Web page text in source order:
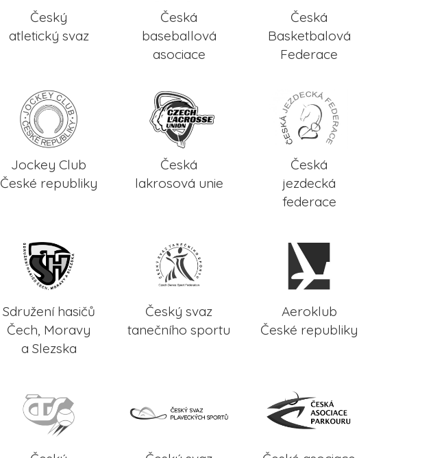
Český
atletický svaz
Česká
baseballová
asociace
Česká
Basketbalová
Federace
Jockey Club
České republiky
Česká
lakrosová unie
Česká
jezdecká
federace
Sdružení hasičů
Čech, Moravy
a Slezska
Český svaz
tanečního sportu
Aeroklub
České republiky